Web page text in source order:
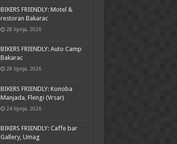
BIKERS FRIENDLY: Motel &
restoran Bakarac
28 lipnja, 2026
BIKERS FRIENDLY: Auto Camp
Bakarac
28 lipnja, 2026
BIKERS FRIENDLY: Konoba
Manjada, Flengi (Vrsar)
24 lipnja, 2026
BIKERS FRIENDLY: Caffe bar
Gallery, Umag